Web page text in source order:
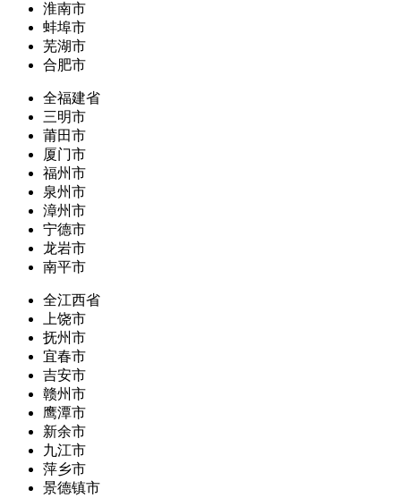
淮南市
蚌埠市
芜湖市
合肥市
全福建省
三明市
莆田市
厦门市
福州市
泉州市
漳州市
宁德市
龙岩市
南平市
全江西省
上饶市
抚州市
宜春市
吉安市
赣州市
鹰潭市
新余市
九江市
萍乡市
景德镇市